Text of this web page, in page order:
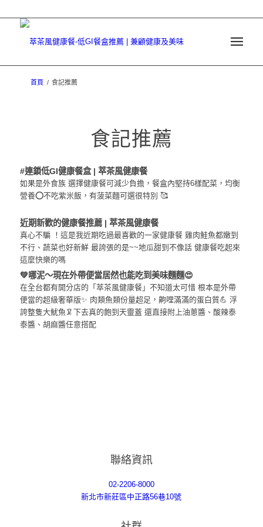
首頁 / 食記推薦
食記推薦
#連鎖低GI健康餐盒 | 萃茶風健康餐
如果是外食族 選擇健康餐可減少負擔，餐盒內堅持6樣配菜，均衡
營養⭕不吃紫米飯，有菠菜麵可選很特別 🥰
近期新歡的健康餐推薦 | 萃茶風健康餐
真心不騙 ！這是我近期吃過最喜歡的一家健康餐 雞肉鮭魚都嫩到
不行、蔬菜也好新鮮 最誇張的是~~地瓜甜到不像話 健康餐吃起來
這麼快樂的嗎
💚哪泥～現在外帶便當居然也能吃到美味麵麵😍
在全台都有開分店的「萃茶風健康餐」不知道太可惜 根本是外帶
便當的超級奢華版✨ 肉類魚類份量超足，齁哩滿滿的蛋白質💪 浮
誇整隻大魷魚🦑下去真的飽到天靈蓋 還直接附上油蔥醬、酸辣泰
泰醬、胡麻醬任意搭配
聯絡資訊
02-2206-8000
新北市新莊區中正路56巷10號